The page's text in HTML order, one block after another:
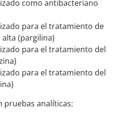
como antibacteriano
para el tratamiento de
(pargilina)
para el tratamiento del
para el tratamiento del
pruebas analíticas: